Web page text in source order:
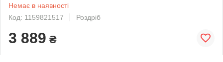
Немає в наявності
Код: 1159821517
Роздріб
3 889 ₴